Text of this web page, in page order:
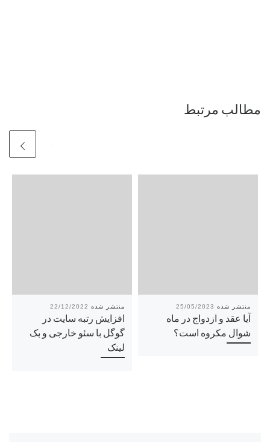
مطالب مرتبط
22/12/2022
افزایش رتبه سایت در
گوگل با سئو خارجی و بک
لینک
25/05/2023
آیا عقد و ازدواج در ماه
شوال مکروه است؟